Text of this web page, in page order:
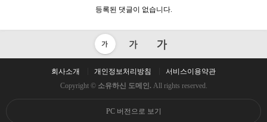
등록된 댓글이 없습니다.
회사소개 개인정보처리방침
서비스이용약관
Copyright © 소유하신 도메인. All rights reserved.
PC 버전으로 보기